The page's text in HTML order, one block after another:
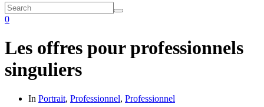
0
Les offres pour professionnels
singuliers
In Portrait, Professionnel, Professionnel